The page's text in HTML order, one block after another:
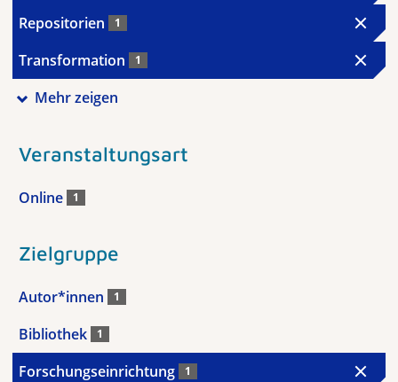
Repositorien 1
Transformation 1
Mehr zeigen
Veranstaltungsart
Online 1
Zielgruppe
Autor*innen 1
Bibliothek 1
Forschungseinrichtung 1